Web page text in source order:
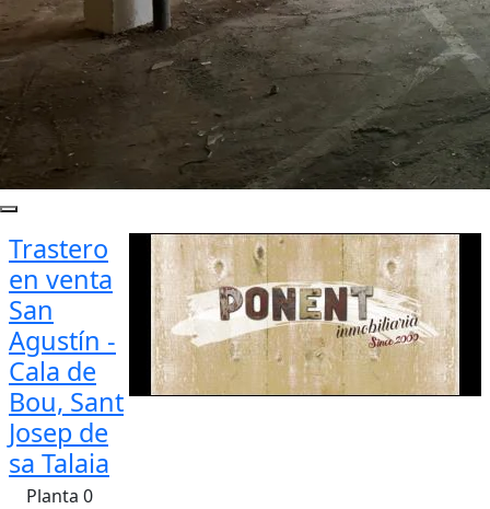
Trastero
en venta
San
Agustín -
Cala de
Bou, Sant
Josep de
sa Talaia
Planta 0